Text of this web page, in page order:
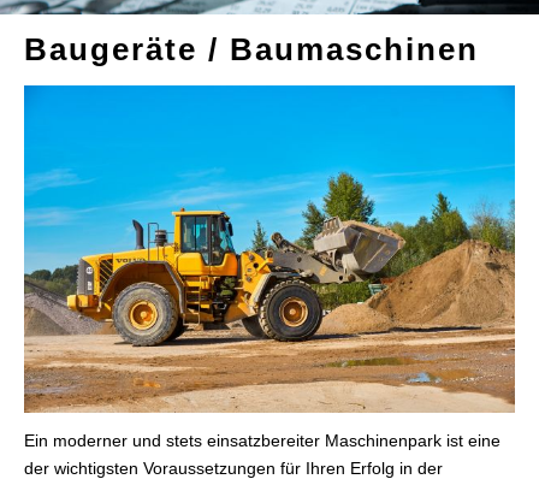
Baugeräte / Baumaschinen
Ein moderner und stets einsatzbereiter Maschinenpark ist eine
der wichtigsten Voraussetzungen für Ihren Erfolg in der